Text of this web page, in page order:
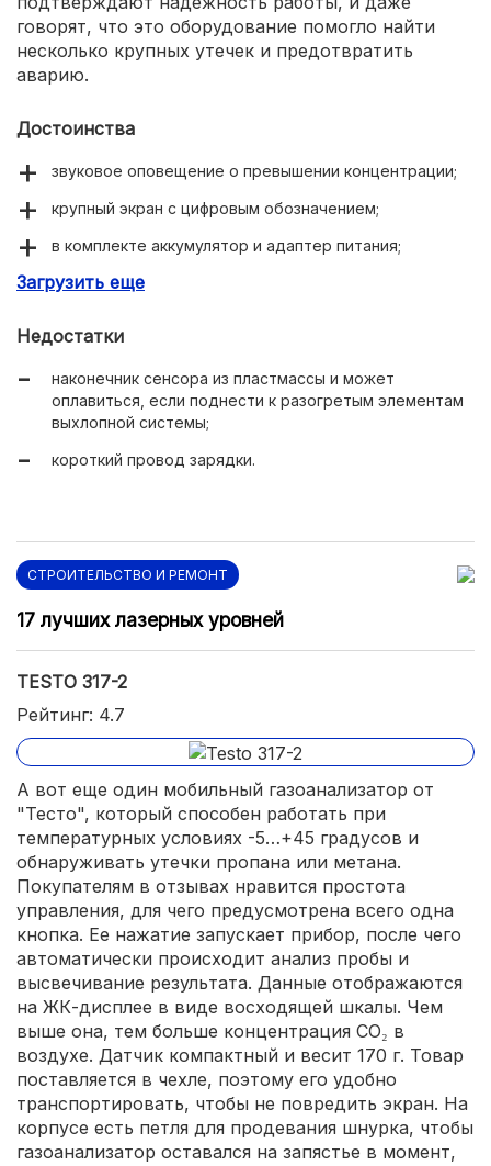
говорят, что это оборудование помогло найти
несколько крупных утечек и предотвратить
аварию.
Достоинства
звуковое оповещение о превышении концентрации;
крупный экран с цифровым обозначением;
в комплекте аккумулятор и адаптер питания;
есть подсветка;
Загрузить еще
Недостатки
наконечник сенсора из пластмассы и может
оплавиться, если поднести к разогретым элементам
выхлопной системы;
короткий провод зарядки.
СТРОИТЕЛЬСТВО И РЕМОНТ
17 лучших лазерных уровней
TESTO 317-2
Рейтинг: 4.7
А вот еще один мобильный газоанализатор от
"Тесто", который способен работать при
температурных условиях -5…+45 градусов и
обнаруживать утечки пропана или метана.
Покупателям в отзывах нравится простота
управления, для чего предусмотрена всего одна
кнопка. Ее нажатие запускает прибор, после чего
автоматически происходит анализ пробы и
высвечивание результата. Данные отображаются
на ЖК-дисплее в виде восходящей шкалы. Чем
выше она, тем больше концентрация СО₂ в
воздухе. Датчик компактный и весит 170 г. Товар
поставляется в чехле, поэтому его удобно
транспортировать, чтобы не повредить экран. На
корпусе есть петля для продевания шнурка, чтобы
газоанализатор оставался на запястье в момент,